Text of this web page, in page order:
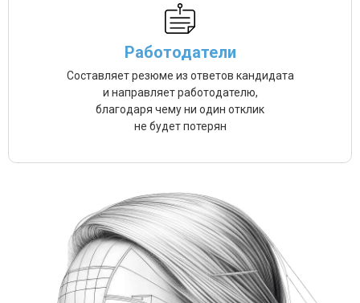
Работодатели
Составляет резюме из ответов кандидата
и направляет работодателю,
благодаря чему ни один отклик
не будет потерян